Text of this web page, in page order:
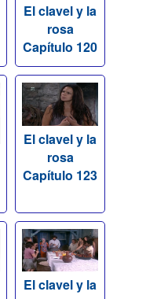
El clavel y la
rosa
Capítulo 120
El clavel y la
rosa
Capítulo 123
El clavel y la